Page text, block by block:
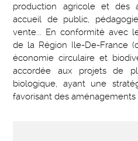
production agricole et des
accueil de public,
vente... En conformité avec
de la Région Ile-De-France
économie circulaire et
accordée aux projets de
biologique, ayant une
favorisant des